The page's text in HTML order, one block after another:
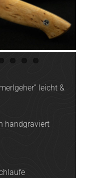
leicht &
handgraviert